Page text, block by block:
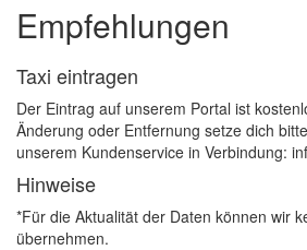
Empfehlungen
Taxi eintragen
Der Eintrag auf unserem Portal ist
Änderung oder Entfernung setze dich
unserem Kundenservice in Verbindung:
Hinweise
*Für die Aktualität der Daten können wir
übernehmen.